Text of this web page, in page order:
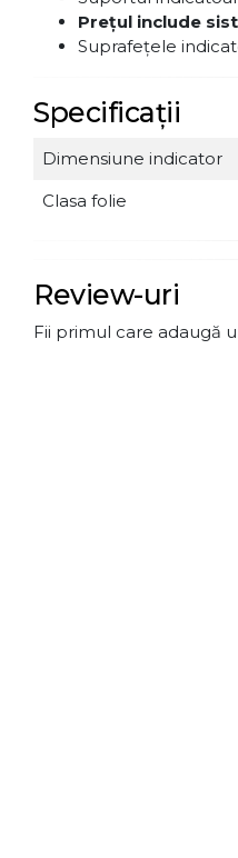
Preţul include
Suprafeţele
Specificații
Dimensiune indicator
Clasa folie
Review-uri
Fii primul care adaugă